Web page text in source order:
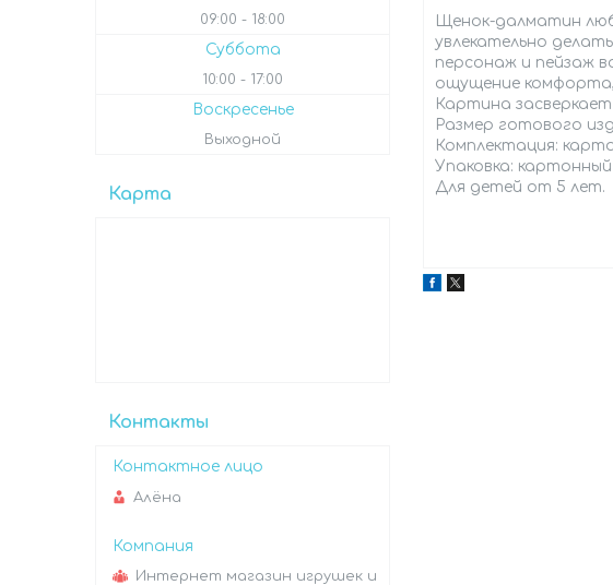
Щенок-далматин
увлекательно
персонаж и пейзаж
ощущение комфорта,
Картина засверкает
Размер готового
Комплектация:
Упаковка:
Для детей от 5 лет.
09:00 18:00
Суббота
10:00 17:00
Воскресенье
Выходной
Карта
Контакты
Алёна
Интернет магазин игрушек и